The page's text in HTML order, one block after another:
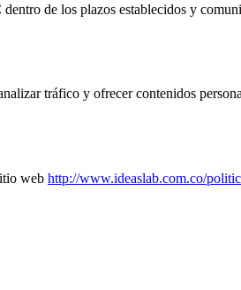
de los plazos establecidos y
tráfico y ofrecer contenidos
web http://www.ideaslab.com.co/